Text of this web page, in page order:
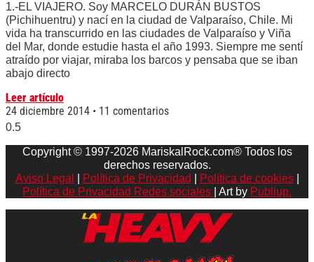
1.-EL VIAJERO. Soy MARCELO DURÁN BUSTOS
(Pichihuentru) y nací en la ciudad de Valparaíso, Chile. Mi
vida ha transcurrido en las ciudades de Valparaíso y Viña
del Mar, donde estudie hasta el año 1993. Siempre me sentí
atraído por viajar, miraba los barcos y pensaba que se iban
abajo directo
Leer artículo
24 diciembre 2014
11 comentarios
Copyright © 1997-2026 MariskalRock.com® Todos los
derechos reservados.
Aviso Legal
Política de Privacidad Política de cookies|
Política de Privacidad Redes sociales
| Art by Publiup.